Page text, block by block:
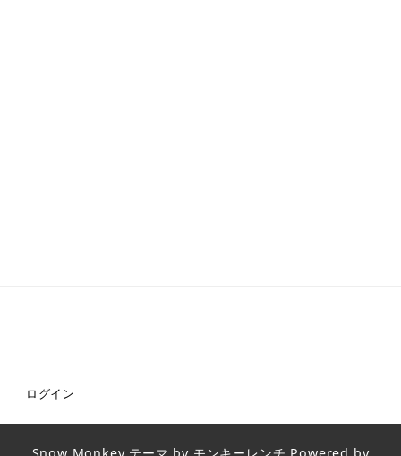
ログイン
Snow Monkey テーマ by モンキーレンチ Powered by